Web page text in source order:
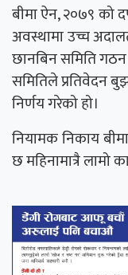
बीमा ऐन, २०७९ को
अवस्थामा उच्च
छानबिन समिति गठन
समितिले प्रतिवेदन
निर्णय गरेको हो।
नियामक निकाय
छ महिनामात्रै लामो